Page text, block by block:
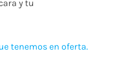
y tu
tenemos en oferta.